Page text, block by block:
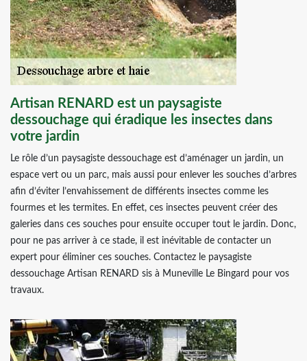
Artisan RENARD est un paysagiste
dessouchage qui éradique les insectes dans
votre jardin
Le rôle d’un paysagiste dessouchage est d’aménager un jardin, un
espace vert ou un parc, mais aussi pour enlever les souches d’arbres
afin d’éviter l’envahissement de différents insectes comme les
fourmes et les termites. En effet, ces insectes peuvent créer des
galeries dans ces souches pour ensuite occuper tout le jardin. Donc,
pour ne pas arriver à ce stade, il est inévitable de contacter un
expert pour éliminer ces souches. Contactez le paysagiste
dessouchage Artisan RENARD sis à Muneville Le Bingard pour vos
travaux.